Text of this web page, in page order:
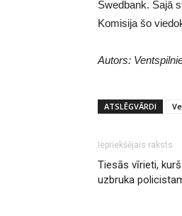
Swedbank. Sajā
Komisija šo
Autors:
ATSLĒGVĀRDI
Iepriekšējais raksts
Tiesās vīrieti,
uzbruka